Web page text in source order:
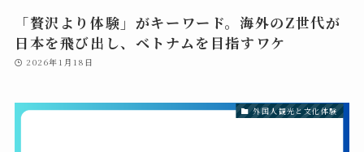
「贅沢より体験」がキーワード。海外のZ世代が
日本を飛び出し、ベトナムを目指すワケ
2026年1月18日
外国人観光と文化体験